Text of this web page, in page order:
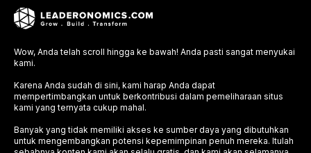
Wow, Anda telah scroll hingga ke bawah! Anda pasti sangat menyukai
kami.
Karena Anda sudah di sini, kami harap Anda dapat
mempertimbangkan untuk berkontribusi dalam pemeliharaan situs
kami yang ternyata cukup mahal.
Banyak yang tidak memiliki akses ke sumber daya yang dibutuhkan
untuk mengembangkan potensi kepemimpinan penuh mereka. Itulah